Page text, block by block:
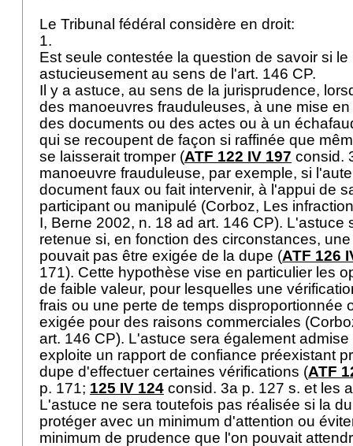
Le Tribunal fédéral considère en droit:
1.
Est seule contestée la question de savoir si
astucieusement au sens de l'art. 146 CP.
Il y a astuce, au sens de la jurisprudence,
des manoeuvres frauduleuses, à une mise
des documents ou des actes ou à un
qui se recoupent de façon si raffinée que
se laisserait tromper (ATF 122 IV 197 consid.
manoeuvre frauduleuse, par exemple, si
document faux ou fait intervenir, à l'appui de
participant ou manipulé (Corboz, Les
I, Berne 2002, n. 18 ad art. 146 CP). L'astuce
retenue si, en fonction des circonstances,
pouvait pas être exigée de la dupe (ATF 126
171). Cette hypothèse vise en particulier les
de faible valeur, pour lesquelles une
frais ou une perte de temps disproportionnée
exigée pour des raisons commerciales
art. 146 CP). L'astuce sera également
exploite un rapport de confiance préexistant
dupe d'effectuer certaines vérifications (ATF
p. 171; 125 IV 124 consid. 3a p. 127 s. et les
L'astuce ne sera toutefois pas réalisée si la
protéger avec un minimum d'attention ou
minimum de prudence que l'on pouvait